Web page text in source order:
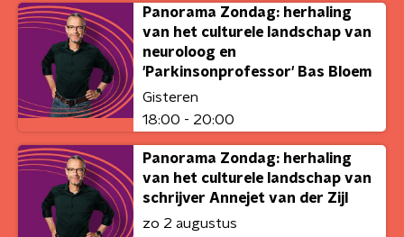
Panorama Zondag: herhaling
van het culturele landschap van
neuroloog en
'Parkinsonprofessor' Bas Bloem
Gisteren
18:00 - 20:00
Panorama Zondag: herhaling
van het culturele landschap van
schrijver Annejet van der Zijl
zo 2 augustus